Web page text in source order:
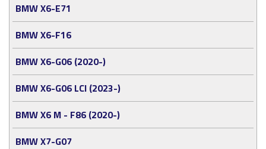
BMW X6-E71
BMW X6-F16
BMW X6-G06 (2020-)
BMW X6-G06 LCI (2023-)
BMW X6 M - F86 (2020-)
BMW X7-G07